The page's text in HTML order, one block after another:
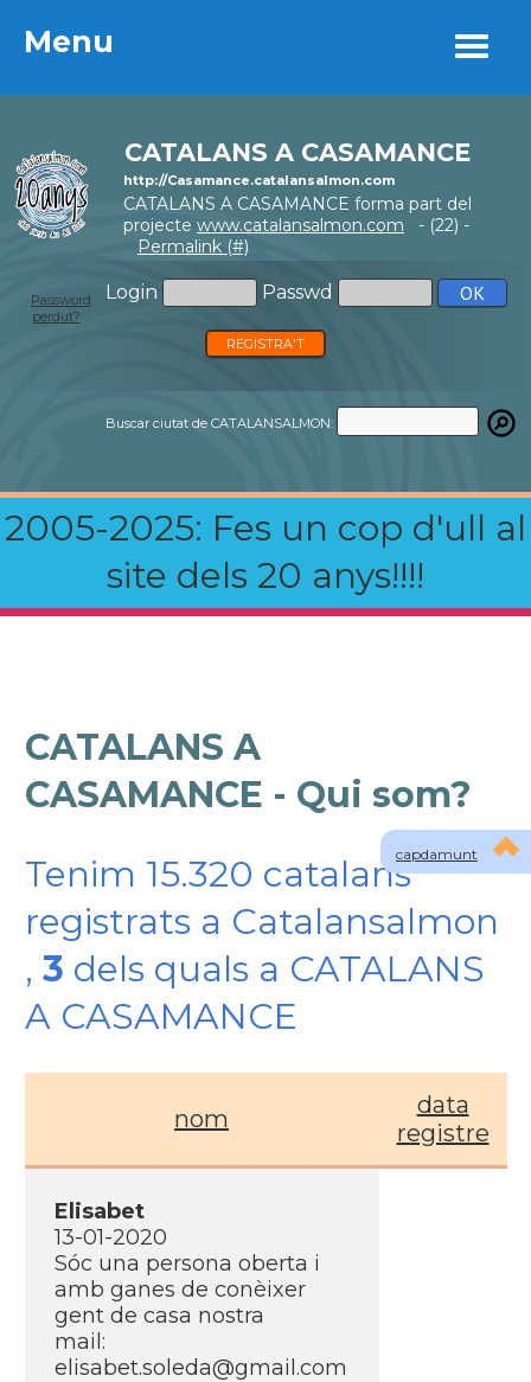
Menu
CATALANS A CASAMANCE
http://Casamance.catalansalmon.com
CATALANS A CASAMANCE forma part del
projecte www.catalansalmon.com - (22) -
Permalink (#)
Login Passwd
Password
perdut?
REGISTRA'T
Buscar ciutat de CATALANSALMON:
2005-2025: Fes un cop d'ull al
site dels 20 anys!!!!
Menu
capdamunt
CATALANS A
CASAMANCE - Qui som?
Tenim 15.320 catalans
registrats a Catalansalmon
, 3 dels quals a CATALANS
A CASAMANCE
nom
data
registre
Elisabet
13-01-2020
Sóc una persona oberta i
amb ganes de conèixer
gent de casa nostra
mail:
elisabet.soleda@gmail.com